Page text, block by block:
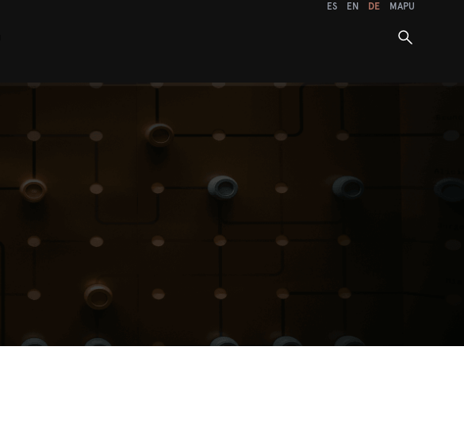
ES EN DE MAPU